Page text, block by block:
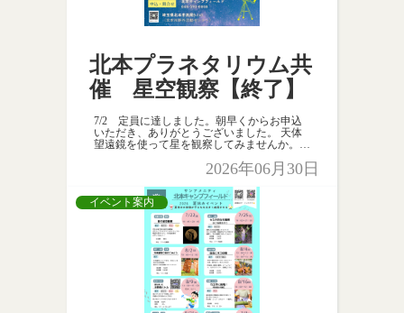
北本プラネタリウム共
催 星空観察【終了】
7/2 定員に達しました。朝早くからお申込
いただき、ありがとうございました。 天体
望遠鏡を使って星を観察してみませんか。
き！ 7/1～先着３０名 ご応募、お待ちしてお
2026年06月30日
イベント案内